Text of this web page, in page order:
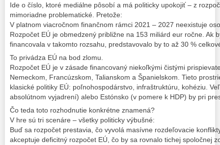
Ide o číslo, ktoré mediálne pôsobí a má politicky upokojiť – z
mimoriadne problematické. Pretože:
V platnom viacročnom finančnom rámci 2021 – 2027 neexistuje
Rozpočet EÚ je obmedzený približne na 153 miliárd eur ročne. Ak
financovala v takomto rozsahu, predstavovalo by to až 30 %
To privádza EÚ na bod zlomu.
Rozpočet EÚ je v zásade financovaný niekoľkými čistými
Nemeckom, Francúzskom, Talianskom a Španielskom. Tieto
klasické politiky EÚ: poľnohospodárstvo, infraštruktúru, kohéziu.
absolútnom vyjadrení) alebo Estónsko (v pomere k HDP) by pri
Čo teda toto rozhodnutie konkrétne znamená?
V hre sú tri scenáre – všetky politicky výbušné:
Buď sa rozpočet prestavia, čo vyvolá masívne rozdeľovacie
akceptuje deficitný rozpočet EÚ, čo by sa rovnalo tichej spoločnej